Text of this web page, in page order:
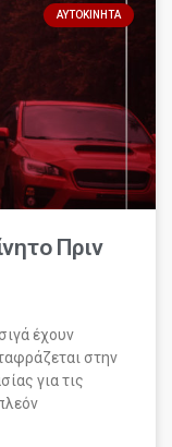
ΑΥΤΟΚΊΝΗΤΑ
Πριν
έχουν
στην
για τις